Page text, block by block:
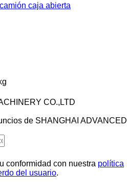
camión caja abierta
CO.,LTD
de SHANGHAI ADVANCED
conformidad con nuestra política
del usuario.